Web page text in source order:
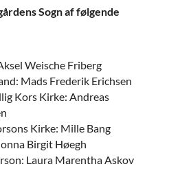
Sogn af følgende
Weische Friberg
Mads Frederik Erichsen
Kors Kirke: Andreas
Kirke: Mille Bang
Birgit Høegh
Laura Marentha Askov